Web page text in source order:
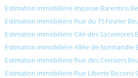
Estimation immobilière Impasse Barentins
Estimation immobilière Rue du 15 Fevrier
Estimation immobilière Cité des Sycomores
Estimation immobilière Allée de Normandie
Estimation immobilière Rue des Cerisiers
Estimation immobilière Rue Liberte Bezons